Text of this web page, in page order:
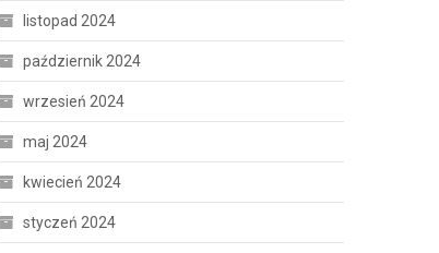
listopad 2024
październik 2024
wrzesień 2024
maj 2024
kwiecień 2024
styczeń 2024